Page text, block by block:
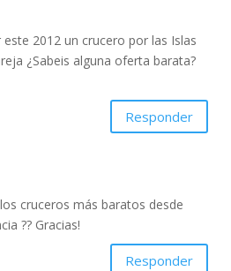
2012 un crucero por las Islas
¿Sabeis alguna oferta barata?
Responder
cruceros más baratos desde
?? Gracias!
Responder